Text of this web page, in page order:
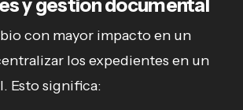
y gestión documental
con mayor impacto en un
los expedientes en un
Esto significa: